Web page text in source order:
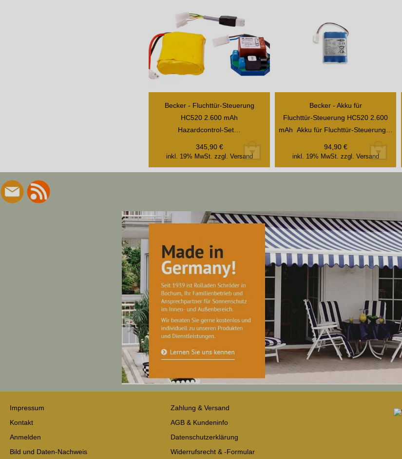
Becker - Fluchttür-Steuerung
HC520 2.600 mAh
Hazardcontrol-Set…
inkl. 19% MwSt. zzgl. Versand
345,90€
Becker - Akku für
Fluchttür-Steuerung HC520 2.600
mAh Akku für Fluchttür-Steuerung…
inkl. 19% MwSt. zzgl. Versand
94,90€
Impressum
Kontakt
Anmelden
Bild und Daten-Nachweis
Zahlung & Versand
AGB & Kundeninfo
Datenschutzerklärung
Widerrufsrecht & -Formular